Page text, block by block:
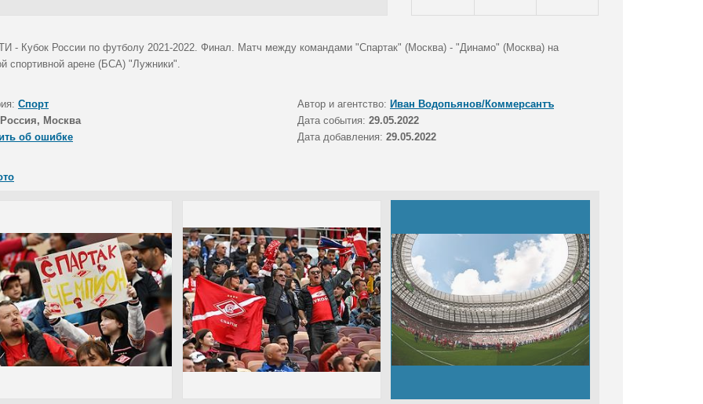
- Кубок России по футболу 2021-2022. Финал. Матч между командами "Спартак" (Москва) - "Динамо" (Москва) на
спортивной арене (БСА) "Лужники".
Спорт Автор и агентство: Иван Водопьянов/Коммерсантъ
Россия, Москва Дата события: 29.05.2022
об ошибке
Дата добавления: 29.05.2022